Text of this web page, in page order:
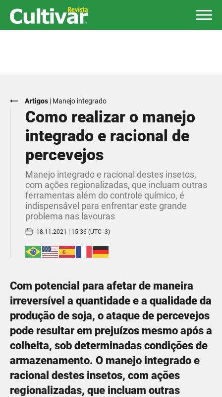
Artigos | Manejo integrado
Como realizar o manejo
integrado e racional de
percevejos
Manejo integrado e racional destes insetos,
com ações regionalizadas, que incluam outras
ferramentas além do controle químico, é
indispensável para enfrentar este grande
problema nas lavouras
18.11.2021 | 15:36 (UTC -3)
Com potencial para afetar de maneira
irreversível a quantidade e a qualidade da
produção de soja, o ataque de percevejos
pode resultar em prejuízos mesmo após a
colheita, sob determinadas condições de
armazenamento. O manejo integrado e
racional destes insetos, com ações
regionalizadas, que incluam outras